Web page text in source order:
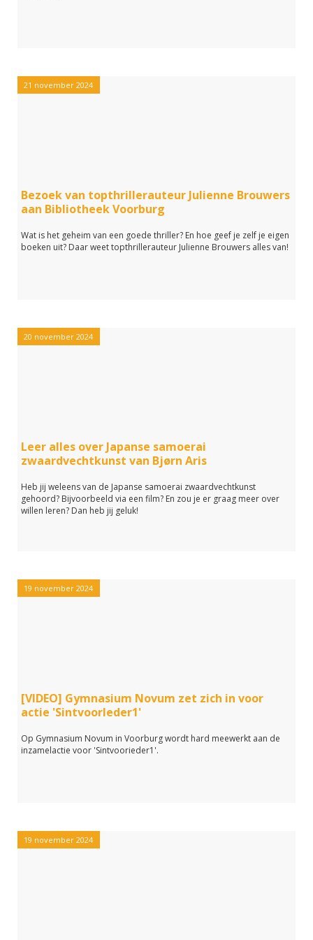
21 november 2024
Bezoek van topthrillerauteur Julienne Brouwers
aan Bibliotheek Voorburg
Wat is het geheim van een goede thriller? En hoe geef je zelf je eigen
boeken uit? Daar weet topthrillerauteur Julienne Brouwers alles van!
20 november 2024
Leer alles over Japanse samoerai
zwaardvechtkunst van Bjørn Aris
Heb jij weleens van de Japanse samoerai zwaardvechtkunst
gehoord? Bijvoorbeeld via een film? En zou je er graag meer over
willen leren? Dan heb jij geluk!
19 november 2024
[VIDEO] Gymnasium Novum zet zich in voor
actie 'SintvoorIeder1'
Op Gymnasium Novum in Voorburg wordt hard meewerkt aan de
inzamelactie voor 'Sintvoorieder1'.
19 november 2024